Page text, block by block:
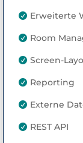
 Erweiterte
 Room
 Screen-
 Reporting
 Externe
 REST API